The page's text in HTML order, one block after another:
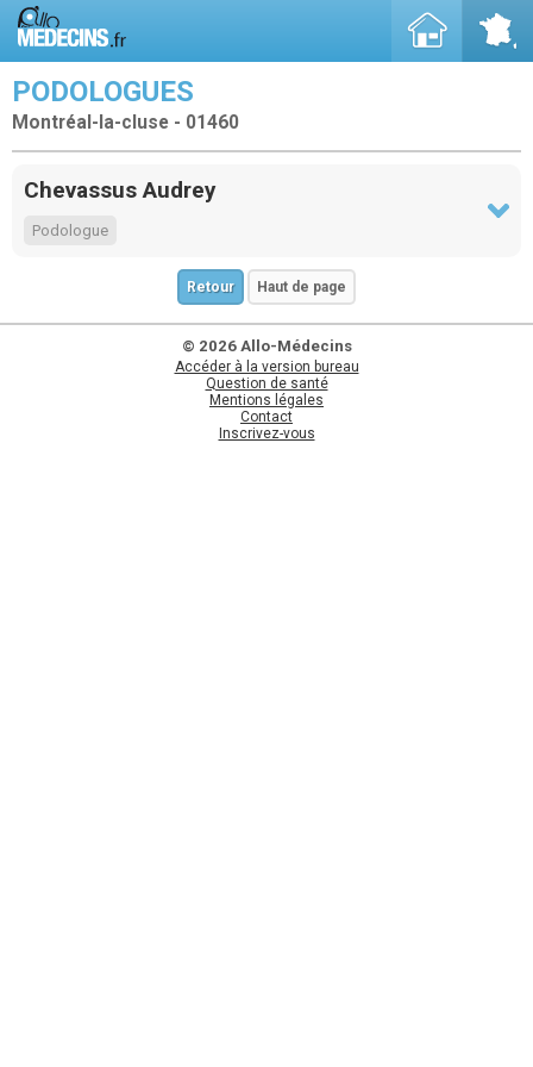
PODOLOGUES
Montréal-la-cluse - 01460
Chevassus Audrey
Podologue
Retour Haut de page
© 2026 Allo-Médecins
Accéder à la version bureau
Question de santé
Mentions légales
Contact
Inscrivez-vous